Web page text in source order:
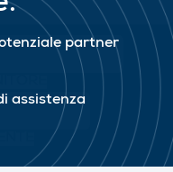
partner
assistenza